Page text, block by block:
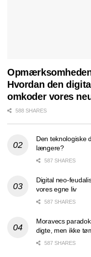
Hvordan den
omkoder vores
588 SHARES
Den teknologiske
længere?
587 SHARES
Digital neo-
vores egne liv
587 SHARES
Moravecs
digte, men ikke
587 SHARES